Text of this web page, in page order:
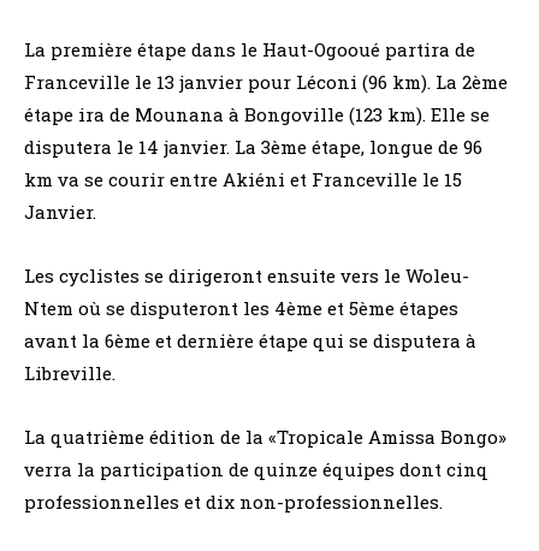
La première étape dans le Haut-Ogooué partira de
Franceville le 13 janvier pour Léconi (96 km). La 2ème
étape ira de Mounana à Bongoville (123 km). Elle se
disputera le 14 janvier. La 3ème étape, longue de 96
km va se courir entre Akiéni et Franceville le 15
Janvier.
Les cyclistes se dirigeront ensuite vers le Woleu-
Ntem où se disputeront les 4ème et 5ème étapes
avant la 6ème et dernière étape qui se disputera à
Libreville.
La quatrième édition de la «Tropicale Amissa Bongo»
verra la participation de quinze équipes dont cinq
professionnelles et dix non-professionnelles.